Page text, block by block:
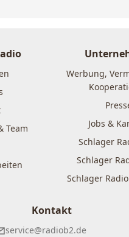
Team
Werbung,
Jobs &
Schlager
Schlager
Schlager
Kontakt
service@radiob2.de